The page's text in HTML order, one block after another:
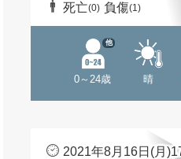
死亡(0) 負傷(1)
0～24歳
他
晴
2021年8月16日(月